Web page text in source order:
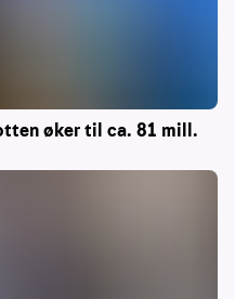
øker til ca. 81 mill.